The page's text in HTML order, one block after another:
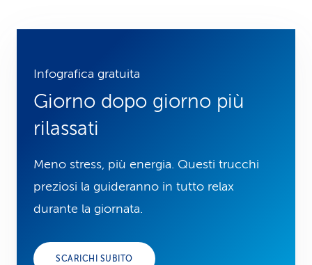
Infografica gratuita
Giorno dopo giorno più
rilassati
Meno stress, più energia. Questi trucchi
preziosi la guideranno in tutto relax
durante la giornata.
SCARICHI SUBITO